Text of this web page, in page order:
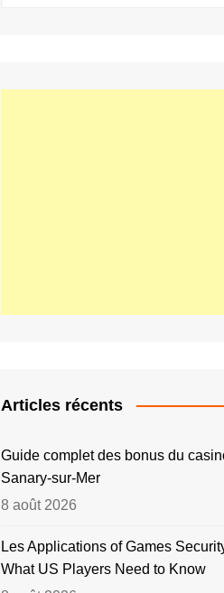
Articles récents
Guide complet des bonus du
Sanary‑sur‑Mer
8 août 2026
Les Applications of Games
What US Players Need to Know